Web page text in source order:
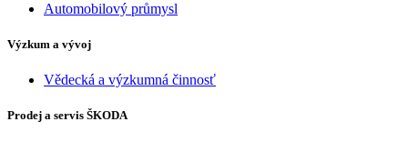
Automobilový průmysl
Výzkum a vývoj
Vědecká a výzkumná činnosť
Prodej a servis ŠKODA